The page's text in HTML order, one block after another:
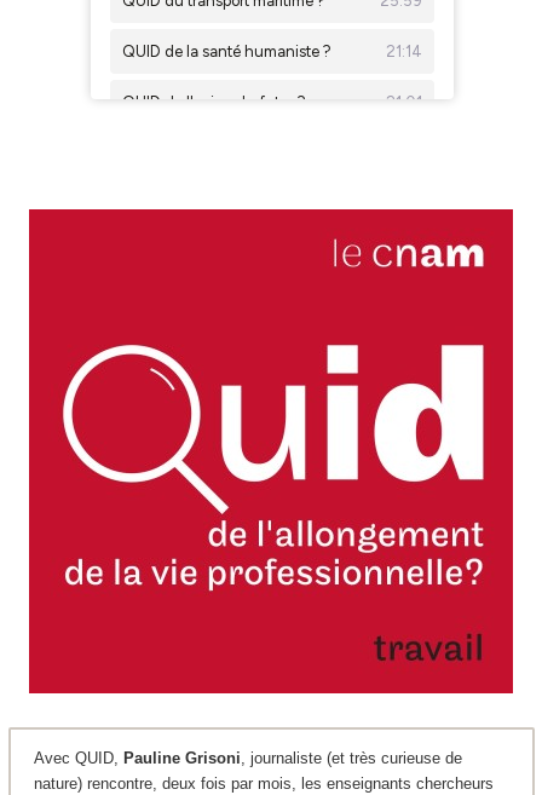
Avec QUID, Pauline Grisoni, journaliste (et très curieuse de
nature) rencontre, deux fois par mois, les enseignants chercheurs